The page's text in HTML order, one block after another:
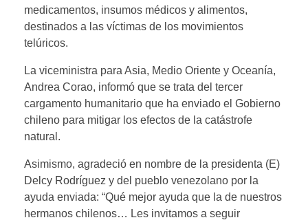
medicamentos, insumos médicos y alimentos,
destinados a las víctimas de los movimientos
telúricos.
La viceministra para Asia, Medio Oriente y Oceanía,
Andrea Corao, informó que se trata del tercer
cargamento humanitario que ha enviado el Gobierno
chileno para mitigar los efectos de la catástrofe
natural.
Asimismo, agradeció en nombre de la presidenta (E)
Delcy Rodríguez y del pueblo venezolano por la
ayuda enviada: “Qué mejor ayuda que la de nuestros
hermanos chilenos… Les invitamos a seguir